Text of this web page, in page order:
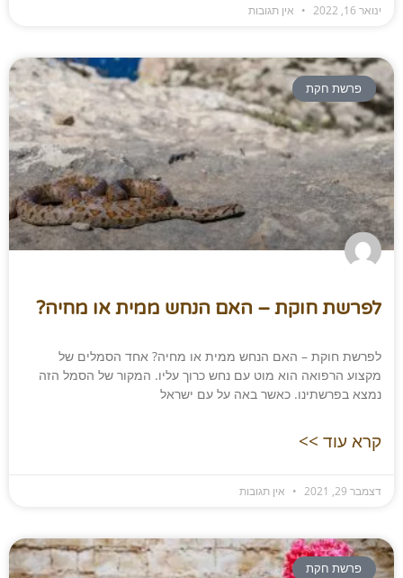
ינואר 16, 2022 אין תגובות
פרשת חקת
לפרשת חוקת – האם הנחש ממית או מחיה?
לפרשת חוקת – האם הנחש ממית או מחיה? אחד הסמלים של
מקצוע הרפואה הוא מוט עם נחש כרוך עליו. המקור של הסמל הזה
נמצא בפרשתינו. כאשר באה על עם ישראל
קרא עוד >>
דצמבר 29, 2021 אין תגובות
פרשת חקת